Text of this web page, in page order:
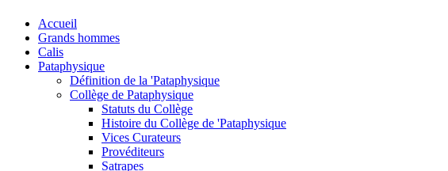
Accueil
Grands hommes
Calis
Pataphysique
Définition de la 'Pataphysique
Collège de Pataphysique
Statuts du Collège
Histoire du Collège de 'Pataphysique
Vices Curateurs
Provéditeurs
Satrapes